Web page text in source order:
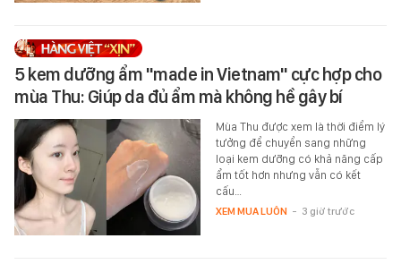
5 kem dưỡng ẩm "made in Vietnam" cực hợp cho
mùa Thu: Giúp da đủ ẩm mà không hề gây bí
Mùa Thu được xem là thời điểm lý
tưởng để chuyển sang những
loại kem dưỡng có khả năng cấp
ẩm tốt hơn nhưng vẫn có kết
cấu…
XEM MUA LUÔN - 3 giờ trước